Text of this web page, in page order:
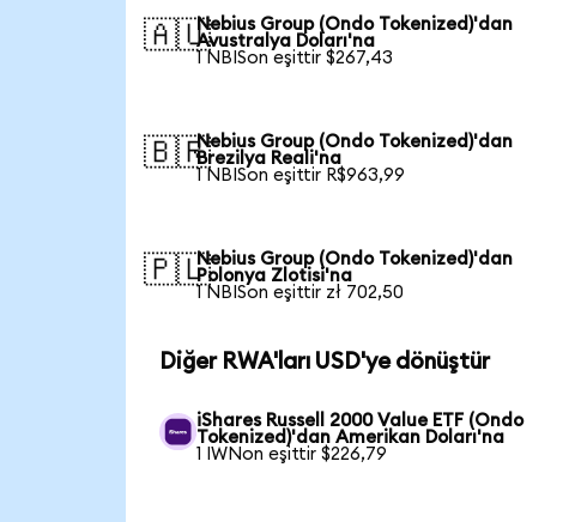
🇦🇺Nebius Group (Ondo Tokenized)'dan
Avustralya Doları'na
1 NBISon eşittir $267,43
🇧🇷Nebius Group (Ondo Tokenized)'dan
Brezilya Reali'na
1 NBISon eşittir R$963,99
🇵🇱Nebius Group (Ondo Tokenized)'dan
Polonya Zlotisi'na
1 NBISon eşittir zł 702,50
Diğer RWA'ları USD'ye dönüştür
iShares Russell 2000 Value ETF (Ondo
Tokenized)'dan Amerikan Doları'na
1 IWNon eşittir $226,79